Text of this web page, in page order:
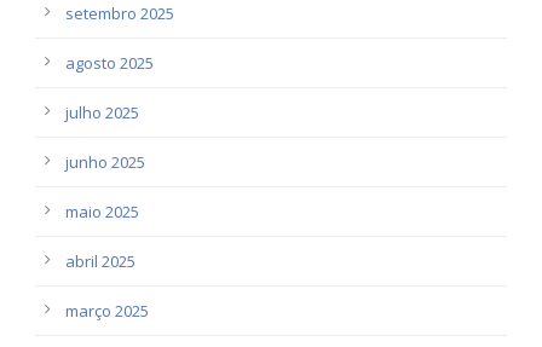
setembro 2025
agosto 2025
julho 2025
junho 2025
maio 2025
abril 2025
março 2025